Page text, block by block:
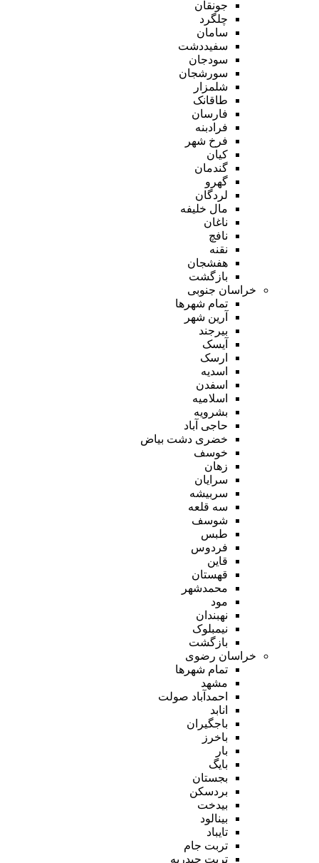
جونقان
چلگرد
سامان
سفیددشت
سودجان
سورشجان
شلمزار
طاقانک
فارسان
فرادبنه
فرخ شهر
کیان
گندمان
گهرو
لردگان
مال خلیفه
ناغان
نافچ
نقنه
هفشجان
بازگشت
خراسان جنوبی
تمام شهر‌ها
آرین شهر
بیرجند
آیسک
ارسک
اسدیه
اسفدن
اسلامیه
بشرویه
حاجی آباد
خضری دشت بیاض
خوسف
زهان
سرایان
سربیشه
سه قلعه
شوسف
طبس
فردوس
قاین
قهستان
محمدشهر
مود
نهبندان
نیمبلوک
بازگشت
خراسان رضوی
تمام شهر‌ها
مشهد
احمدآباد صولت
انابد
باجگیران
باخرز
بار
بایگ
بجستان
بردسکن
بیدخت
بینالود
تایباد
تربت جام
تربت حیدریه